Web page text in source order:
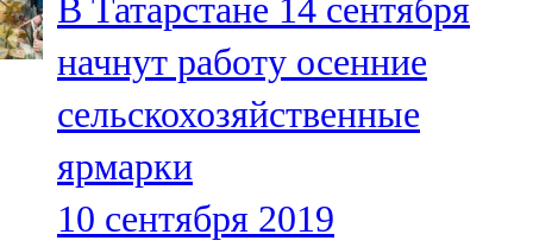
В Татарстане 14 сентября
начнут работу осенние
сельскохозяйственные
ярмарки
10 сентября 2019